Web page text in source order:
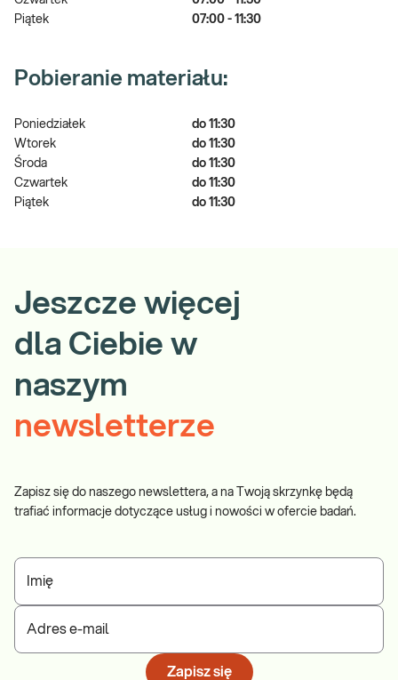
Piątek
07:00 - 11:30
Pobieranie materiału:
Poniedziałek
do 11:30
Wtorek
do 11:30
Środa
do 11:30
Czwartek
do 11:30
Piątek
do 11:30
Jeszcze więcej
dla Ciebie w
naszym
newsletterze
Zapisz się do naszego newslettera, a na Twoją skrzynkę będą
trafiać informacje dotyczące usług i nowości w ofercie badań.
Imię
Adres e-mail
Zapisz się